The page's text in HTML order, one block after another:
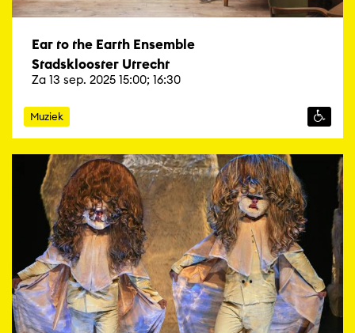
Ear to the Earth Ensemble
Stadsklooster Utrecht
Za 13 sep. 2025 15:00; 16:30
Muziek